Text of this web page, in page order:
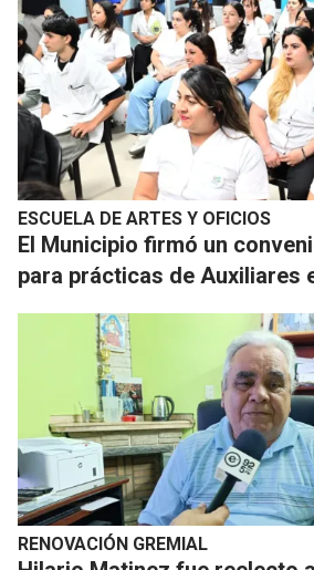
ESCUELA DE ARTES Y OFICIOS
El Municipio firmó un
para prácticas de Auxiliares
RENOVACIÓN GREMIAL